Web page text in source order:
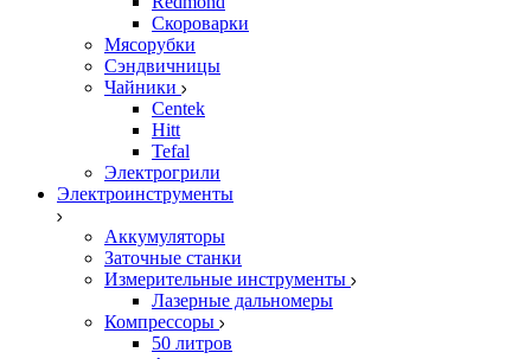
Скороварки
Мясорубки
Сэндвичницы
Чайники
Centek
Hitt
Tefal
Электрогрили
Электроинструменты
Аккумуляторы
Заточные станки
Измерительные инструменты
Лазерные дальномеры
Компрессоры
50 литров